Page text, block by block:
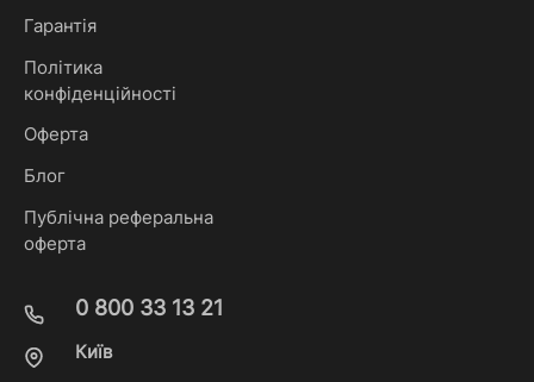
Гарантія
Політика
конфіденційності
Оферта
Блог
Публічна реферальна
оферта
0 800 33 13 21
Київ